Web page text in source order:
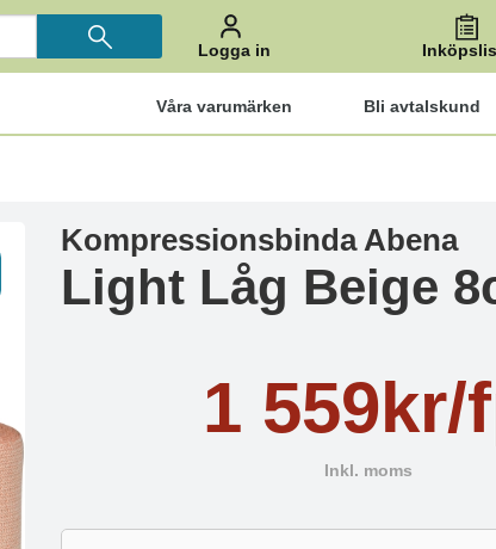
Logga in
Våra varumärken Bli avtalskund
Kompressionsbinda Abena
Light Låg Beige
1 559kr/
Inkl. moms